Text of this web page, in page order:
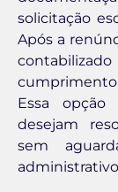
solicitação
Após a
Essa
desejam
sem